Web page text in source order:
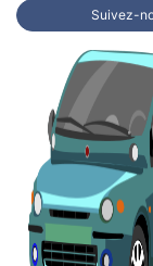
Suivez-